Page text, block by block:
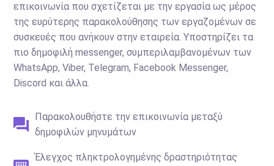
επικοινωνία που σχετίζεται με την εργασία ως μέρος
της ευρύτερης παρακολούθησης των εργαζομένων σε
συσκευές που ανήκουν στην εταιρεία. Υποστηρίζει τα
πιο δημοφιλή messenger, συμπεριλαμβανομένων των
WhatsApp, Viber, Telegram, Facebook Messenger,
Discord και άλλα.
Παρακολουθήστε την επικοινωνία μεταξύ
δημοφιλών μηνυμάτων
Έλεγχος πληκτρολογημένης δραστηριότητας